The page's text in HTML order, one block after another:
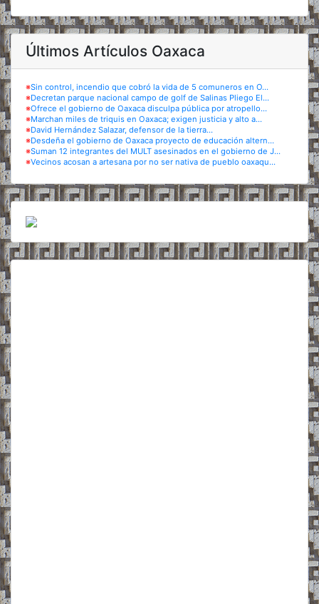
Últimos Artículos Oaxaca
※Sin control, incendio que cobró la vida de 5 comuneros en O...
※Decretan parque nacional campo de golf de Salinas Pliego El...
※Ofrece el gobierno de Oaxaca disculpa pública por atropello...
※Marchan miles de triquis en Oaxaca; exigen justicia y alto a...
※David Hernández Salazar, defensor de la tierra...
※Desdeña el gobierno de Oaxaca proyecto de educación altern...
※Suman 12 integrantes del MULT asesinados en el gobierno de J...
※Vecinos acosan a artesana por no ser nativa de pueblo oaxaqu...